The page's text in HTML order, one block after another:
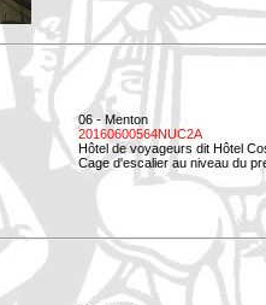
06 - Menton
20160600564NUC2A
Hôtel de voyageurs dit Hôtel
Cage d'escalier au niveau du